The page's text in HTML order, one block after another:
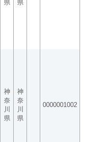
県
県
神
奈
川
県
神
奈
川
県
0000001002